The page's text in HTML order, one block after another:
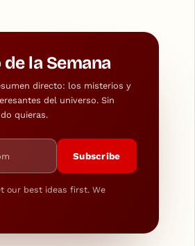
la Semana
directo: los misterios y
del universo. Sin
quieras.
Subscribe
our best ideas first. We